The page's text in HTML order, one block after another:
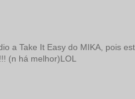
a Take It Easy do MIKA, pois
(n há melhor)LOL